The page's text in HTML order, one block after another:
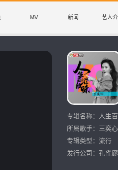
MV 新闻 艺人
专辑名称： 人生
所属歌手： 王奕心
专辑类型： 流行
发行公司： 孔雀廊